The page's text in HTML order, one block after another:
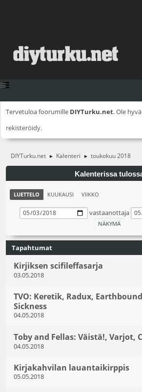
Tervetuloa foorumille DIYTurku.net. Ole
rekisteröidy.
DIYTurku.net ► Kalenteri ► toukokuu 2018
Kalenterissa
LUETTELO KUUKAUSI VIIKKO
vastaanottaja
Tapahtumat
Kirjiksen scifileffasarja
03.05.2018
TVO: Keretik, Radux,
Sickness
04.05.2018
Toby and Fellas: Väistä!, Varjot,
04.05.2018
Kirjakahvilan lauantaikirppis
05.05.2018